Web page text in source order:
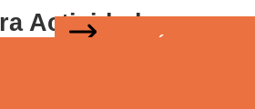
Actividad
Machinery(Wuxi)Co.,Ltd